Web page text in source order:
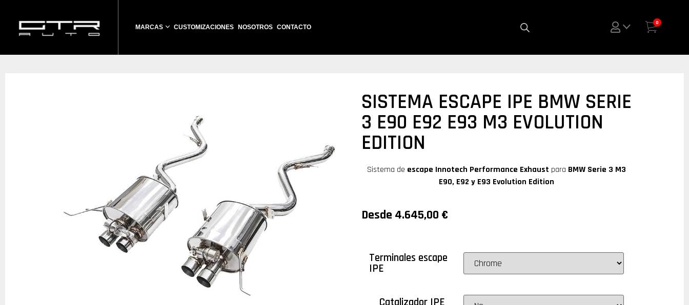
MARCAS CUSTOMIZACIONES NOSOTROS CONTACTO
0
SISTEMA ESCAPE IPE BMW SERIE
3 E90 E92 E93 M3 EVOLUTION
EDITION
Sistema de escape Innotech Performance Exhaust para BMW Serie 3 M3
E90, E92 y E93 Evolution Edition
Desde 4.645,00 €
Terminales escape
IPE